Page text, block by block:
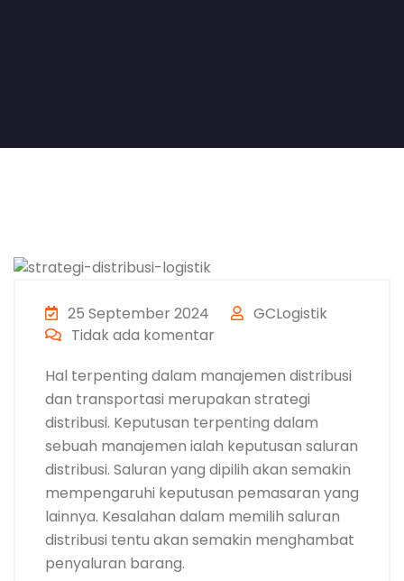
25 September 2024
GCLogistik
Tidak ada komentar
Hal terpenting dalam manajemen distribusi
dan transportasi merupakan strategi
distribusi. Keputusan terpenting dalam
sebuah manajemen ialah keputusan saluran
distribusi. Saluran yang dipilih akan semakin
mempengaruhi keputusan pemasaran yang
lainnya. Kesalahan dalam memilih saluran
distribusi tentu akan semakin menghambat
penyaluran barang.